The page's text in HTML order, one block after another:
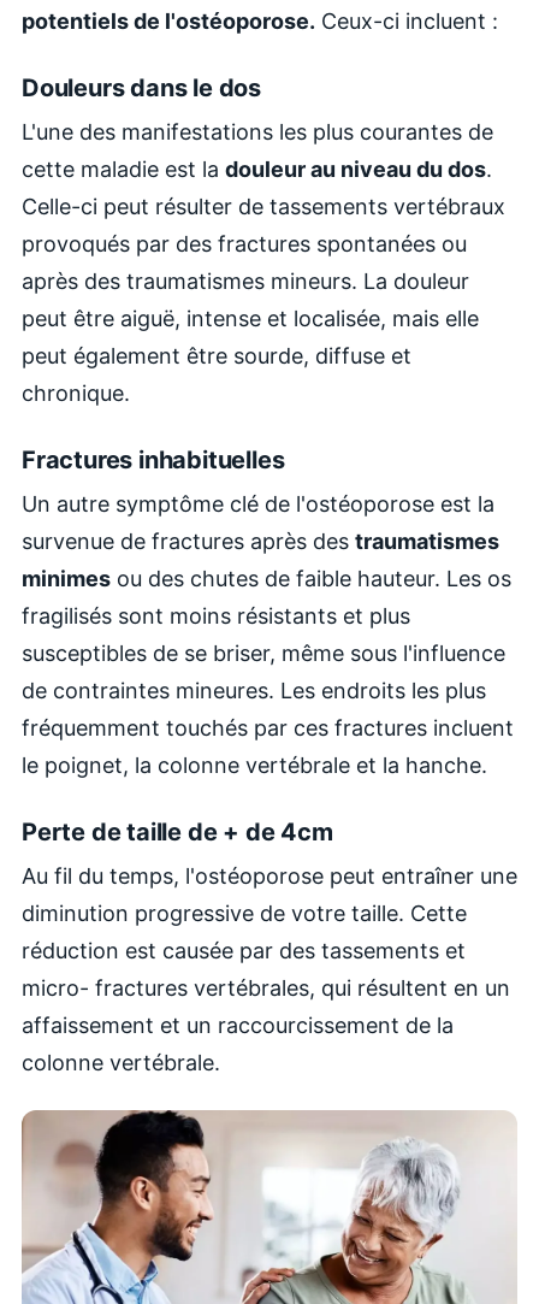
potentiels de l'ostéoporose. Ceux-ci incluent :
Douleurs dans le dos
L'une des manifestations les plus courantes de
cette maladie est la douleur au niveau du dos.
Celle-ci peut résulter de tassements vertébraux
provoqués par des fractures spontanées ou
après des traumatismes mineurs. La douleur
peut être aiguë, intense et localisée, mais elle
peut également être sourde, diffuse et
chronique.
Fractures inhabituelles
Un autre symptôme clé de l'ostéoporose est la
survenue de fractures après des traumatismes
minimes ou des chutes de faible hauteur. Les os
fragilisés sont moins résistants et plus
susceptibles de se briser, même sous l'influence
de contraintes mineures. Les endroits les plus
fréquemment touchés par ces fractures incluent
le poignet, la colonne vertébrale et la hanche.
Perte de taille de + de 4cm
Au fil du temps, l'ostéoporose peut entraîner une
diminution progressive de votre taille. Cette
réduction est causée par des tassements et
micro- fractures vertébrales, qui résultent en un
affaissement et un raccourcissement de la
colonne vertébrale.